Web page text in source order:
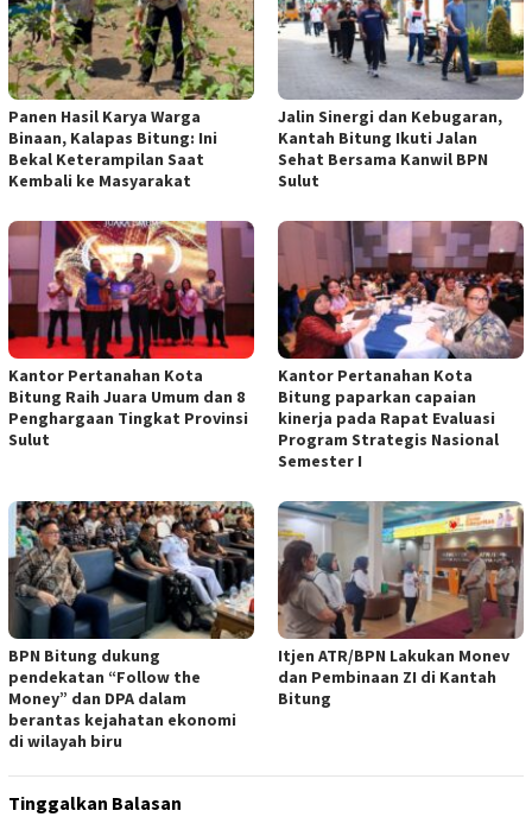
Panen Hasil Karya Warga
Binaan, Kalapas Bitung: Ini
Bekal Keterampilan Saat
Kembali ke Masyarakat
Jalin Sinergi dan Kebugaran,
Kantah Bitung Ikuti Jalan
Sehat Bersama Kanwil BPN
Sulut
Kantor Pertanahan Kota
Bitung Raih Juara Umum dan 8
Penghargaan Tingkat Provinsi
Sulut
Kantor Pertanahan Kota
Bitung paparkan capaian
kinerja pada Rapat Evaluasi
Program Strategis Nasional
Semester I
BPN Bitung dukung
pendekatan “Follow the
Money” dan DPA dalam
berantas kejahatan ekonomi
di wilayah biru
Itjen ATR/BPN Lakukan Monev
dan Pembinaan ZI di Kantah
Bitung
Tinggalkan Balasan